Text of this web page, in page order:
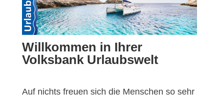
Willkommen in Ihrer
Volksbank Urlaubswelt
Auf nichts freuen sich die Menschen so sehr